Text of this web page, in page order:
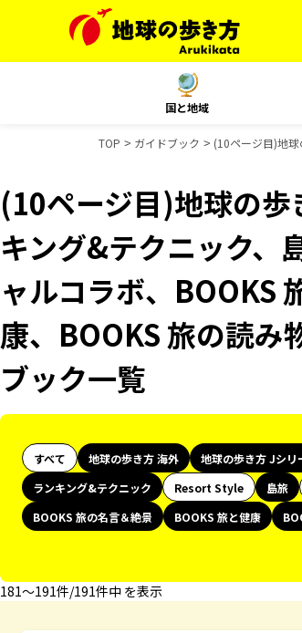
国と地域
TOP ガイドブック (10ページ目)地
(10ページ目)地球の
キング&テクニック、
ャルコラボ、BOOKS
康、BOOKS 旅の読
ブック一覧
すべて 地球の歩き方 海外 地球の歩き方 Jシリ
ランキング&テクニック
Resort Style 島旅
BOOKS 旅の名言＆絶景
BOOKS 旅と健康
181〜191件/191件中 を表示